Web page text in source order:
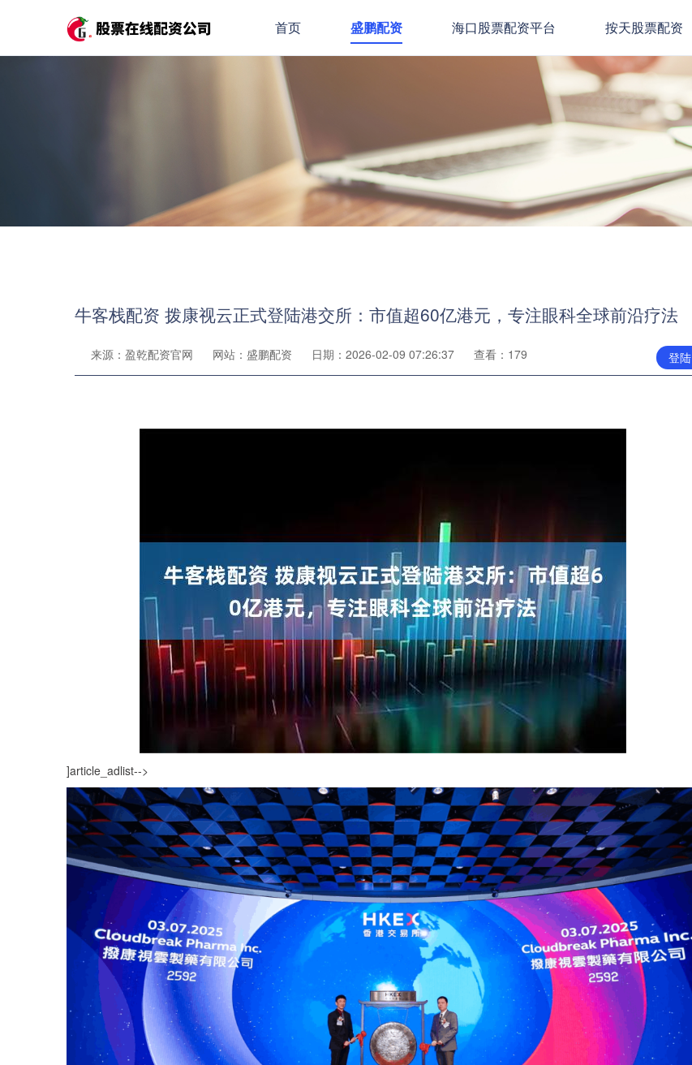
首页 盛鹏配资 海口股票配资平台 按天股票配资
牛客栈配资 拨康视云正式登陆港交所：市值超60亿港元，专注眼科全球前沿疗法
登陆
来源：盈乾配资官网 网站：盛鹏配资 日期：2026-02-09 07:26:37 查看：179
]article_adlist-->